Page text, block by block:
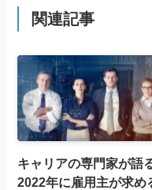
関連記事
キャリアの専門家が語
2022年に雇用主が求め